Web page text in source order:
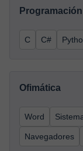
Programación
C C#
Ofimática
Word
Navegadores